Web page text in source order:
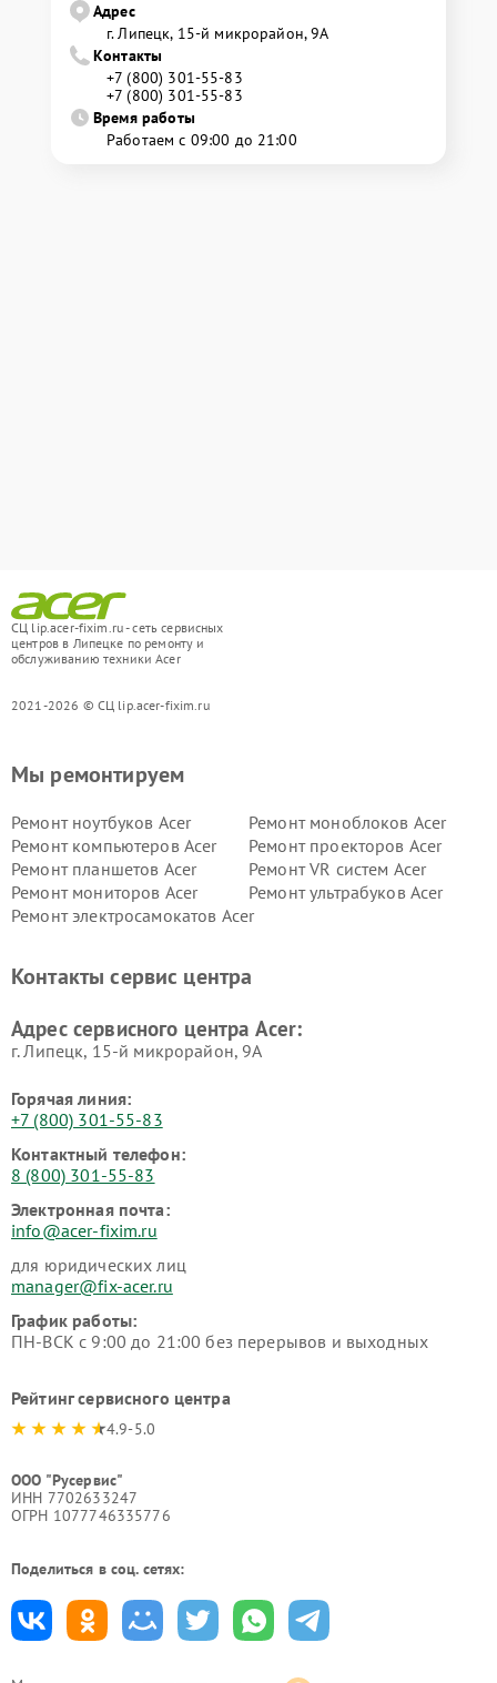
Адрес
г. Липецк, 15-й микрорайон, 9А
Контакты
+7 (800) 301-55-83
+7 (800) 301-55-83
Время работы
Работаем с 09:00 до 21:00
СЦ lip.acer-fixim.ru - сеть сервисных
центров в Липецке по ремонту и
обслуживанию техники Acer
2021-2026 © СЦ lip.acer-fixim.ru
Мы ремонтируем
Ремонт ноутбуков Acer
Ремонт моноблоков Acer
Ремонт компьютеров Acer
Ремонт проекторов Acer
Ремонт планшетов Acer
Ремонт VR систем Acer
Ремонт мониторов Acer
Ремонт ультрабуков Acer
Ремонт электросамокатов Acer
Контакты сервис центра
Адрес сервисного центра Acer:
г. Липецк, 15-й микрорайон, 9А
Горячая линия:
+7 (800) 301-55-83
Контактный телефон:
8 (800) 301-55-83
Электронная почта:
info@acer-fixim.ru
для юридических лиц
manager@fix-acer.ru
График работы:
ПН-ВСК с 9:00 до 21:00 без перерывов и выходных
Рейтинг сервисного центра
4.9-5.0
ООО "Русервис"
ИНН 7702633247
ОГРН 1077746335776
Поделиться в соц. сетях: